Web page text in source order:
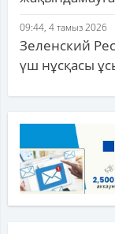
09:44, 4 тамыз 2026
Зеленский
үш нұсқасы